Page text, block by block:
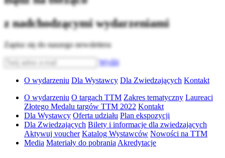
z nadchodzącymi wydarzeniami
Zapisz się do naszego newslettera
Wyślij
O wydarzeniu Dla Wystawcy Dla Zwiedzających Kontakt
O wydarzeniu O targach TTM Zakres tematyczny Laureaci
Złotego Medalu targów TTM 2022 Kontakt
Dla Wystawcy Oferta udziału Plan ekspozycji
Dla Zwiedzających Bilety i informacje dla zwiedzających
Aktywuj voucher Katalog Wystawców Nowości na TTM
Media Materiały do pobrania Akredytacje